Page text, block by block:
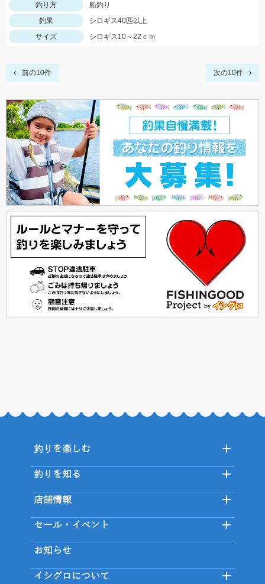
釣り方
船釣り
釣果
シロギス40匹以上
サイズ
シロギス10～22ｃｍ
前の10件 次の10件
釣りを楽しむ
釣りを知る
店舗情報
セール・イベント
お知らせ
イシグロについて